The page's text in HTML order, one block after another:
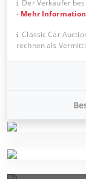
Der Verkäufer
- Mehr
Classic Car
rechnen als